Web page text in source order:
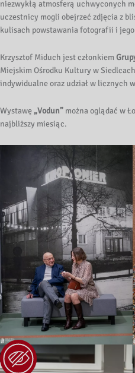
niezwykłą atmosferą uchwyconych
uczestnicy mogli obejrzeć zdjęcia z
kulisach powstawania fotografii i jego
Krzysztof Miduch jest członkiem
Miejskim Ośrodku Kultury w
indywidualne oraz udział w licznych
Wystawę „Vodun” można oglądać w
najbliższy miesiąc.